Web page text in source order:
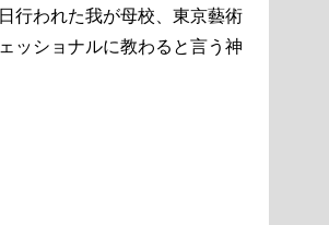
行われた我が母校、東京藝術
ッショナルに教わると言う神